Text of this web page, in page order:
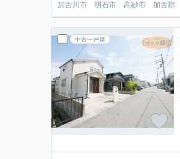
加古川市 明石市 高砂市 加古郡
中古一戸建